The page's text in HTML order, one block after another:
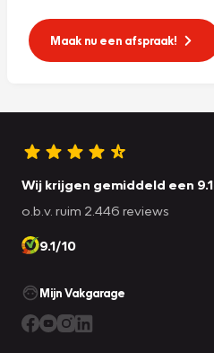
Maak nu een afspraak!
Wij krijgen gemiddeld een 9.1
o.b.v. ruim 2.446 reviews
9.1/10
Mijn Vakgarage